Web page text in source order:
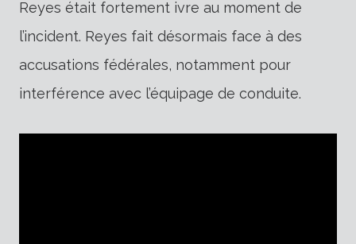
Reyes était fortement ivre au moment de
l’incident. Reyes fait désormais face à des
accusations fédérales, notamment pour
interférence avec l’équipage de conduite.